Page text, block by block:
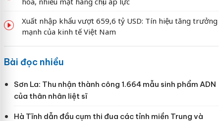
Xuất nhập khẩu vượt 659,6 tỷ USD: Tín hiệu tăng trưởng
mạnh của kinh tế Việt Nam
Bài đọc nhiều
Sơn La: Thu nhận thành công 1.664 mẫu sinh phẩm ADN
của thân nhân liệt sĩ
Hà Tĩnh dẫn đầu cụm thi đua các tỉnh miền Trung và